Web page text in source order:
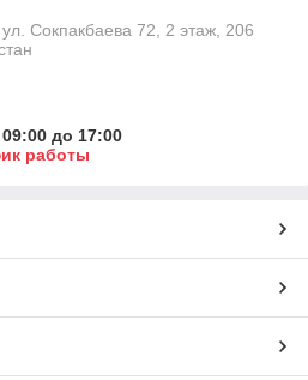
Сокпакбаева 72, 2 этаж, 206
до 17:00
работы